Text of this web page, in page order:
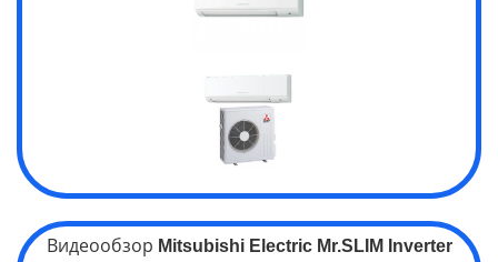
Видеообзор Mitsubishi Electric Mr.SLIM Inverter